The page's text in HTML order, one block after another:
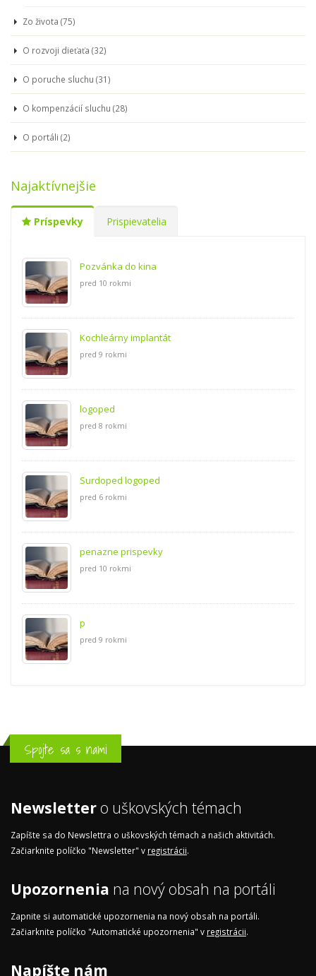
Zo života (75)
O rozvoji dieťaťa (32)
O poruche sluchu (31)
O kompenzácií sluchu (28)
O portáli (2)
Najaktívnejšie
Príspevky Prispievatelia
Pozvánka do kina
pred 10 rokmi
Kochleárny implantát
pred 9 rokmi
logoped
pred 8 rokmi
Surdoped logoped
pred 6 rokmi
penazne prispevky
pred 10 rokmi
p
pred 9 rokmi
Spojte sa s nami
Newsletter o uškovských témach
Zapíšte sa do Newslettra o uškovských témach a našich aktivitách.
Začiarknite políčko "Newsletter" v registrácii.
Upozornenia na nový obsah na portáli
Zapnite si automatické upozornenia na nový obsah na portáli.
Začiarknite políčko "Automatické upozornenia" v registrácii.
Napíšte nám